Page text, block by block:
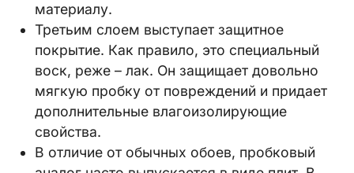
материалу.
Третьим слоем выступает защитное
покрытие. Как правило, это специальный
воск, реже – лак. Он защищает довольно
мягкую пробку от повреждений и придает
дополнительные влагоизолирующие
свойства.
В отличие от обычных обоев, пробковый